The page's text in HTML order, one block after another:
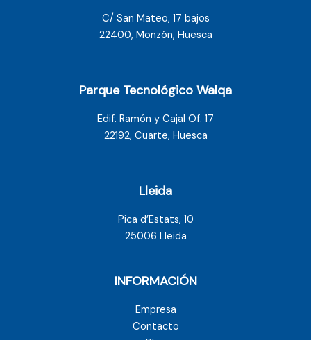
C/ San Mateo, 17 bajos
22400, Monzón, Huesca
Parque Tecnológico Walqa
Edif. Ramón y Cajal Of. 17
22192, Cuarte, Huesca
Lleida
Pica d’Estats, 10
25006 Lleida
INFORMACIÓN
Empresa
Contacto